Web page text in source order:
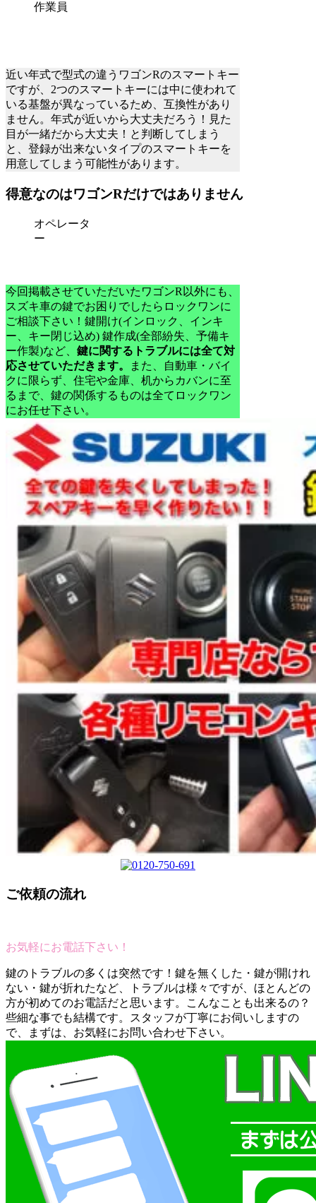
作業員
近い年式で型式の違うワゴンRのスマートキー
ですが、2つのスマートキーには中に使われて
いる基盤が異なっているため、互換性があり
ません。年式が近いから大丈夫だろう！見た
目が一緒だから大丈夫！と判断してしまう
と、登録が出来ないタイプのスマートキーを
用意してしまう可能性があります。
得意なのはワゴンRだけではありません
オペレータ
ー
今回掲載させていただいたワゴンR以外にも、
スズキ車の鍵でお困りでしたらロックワンに
ご相談下さい！ 鍵開け(インロック、インキ
ー、キー閉じ込め) 鍵作成(全部紛失、予備キ
ー作製)など、 鍵に関するトラブルには全て対
応させていただきます。
また、自動車・バイ
クに限らず、住宅や金庫、机からカバンに至
るまで、鍵の関係するものは全てロックワン
にお任せ下さい。
ご依頼の流れ
お気軽にお電話下さい！
鍵のトラブルの多くは突然です！鍵を無くした・鍵が開けれ
ない・鍵が折れたなど、トラブルは様々ですが、ほとんどの
方が初めてのお電話だと思います。こんなことも出来るの？
些細な事でも結構です。スタッフが丁寧にお伺いしますの
で、まずは、お気軽にお問い合わせ下さい。